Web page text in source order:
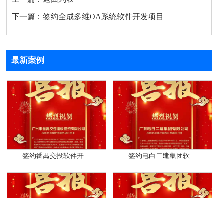
下一篇：签约全成多维OA系统软件开发项目
最新案例
签约番禺交投软件开... 签约电白二建集团软...